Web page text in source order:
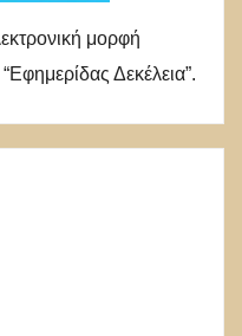
μορφή
Δεκέλεια”.